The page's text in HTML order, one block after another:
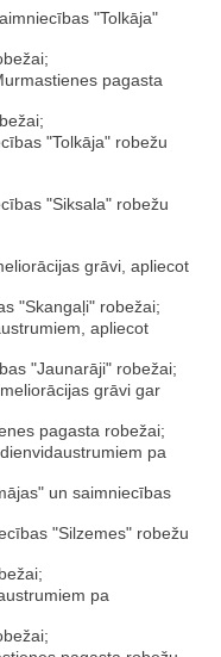
"Tolkāja"
pagasta
"Tolkāja" robežu
"Siksala" robežu
grāvi, apliecot
"Skangaļi" robežai;
apliecot
"Jaunarāji" robežai;
grāvi gar
pagasta robežai;
pa
un saimniecības
"Silzemes" robežu
pa